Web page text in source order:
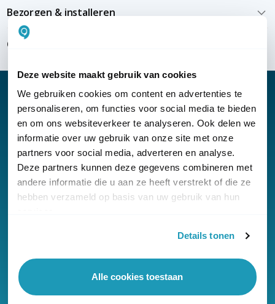
Deze website maakt gebruik van cookies
We gebruiken cookies om content en advertenties te
personaliseren, om functies voor social media te bieden
en om ons websiteverkeer te analyseren. Ook delen we
informatie over uw gebruik van onze site met onze
partners voor social media, adverteren en analyse.
Deze partners kunnen deze gegevens combineren met
andere informatie die u aan ze heeft verstrekt of die ze
hebben verzameld op basis van uw gebruik van hun
Details tonen
Alle cookies toestaan
Bezorgen & installeren
Over KommaGo
Nieuwsbrief
Klantenservice